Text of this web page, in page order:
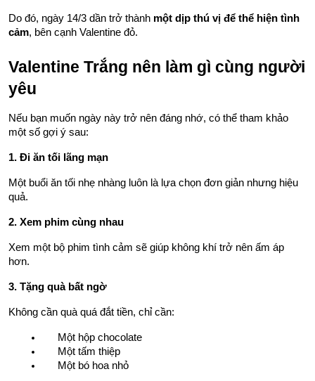
Do đó, ngày 14/3 dần trở thành một dịp thú vị để thể hiện tình
cảm, bên cạnh Valentine đỏ.
Valentine Trắng nên làm gì cùng người
yêu
Nếu bạn muốn ngày này trở nên đáng nhớ, có thể tham khảo
một số gợi ý sau:
1. Đi ăn tối lãng mạn
Một buổi ăn tối nhẹ nhàng luôn là lựa chọn đơn giản nhưng hiệu
quả.
2. Xem phim cùng nhau
Xem một bộ phim tình cảm sẽ giúp không khí trở nên ấm áp
hơn.
3. Tặng quà bất ngờ
Không cần quà quá đắt tiền, chỉ cần:
Một hộp chocolate
Một tấm thiệp
Một bó hoa nhỏ